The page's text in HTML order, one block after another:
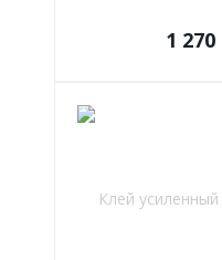
1 270